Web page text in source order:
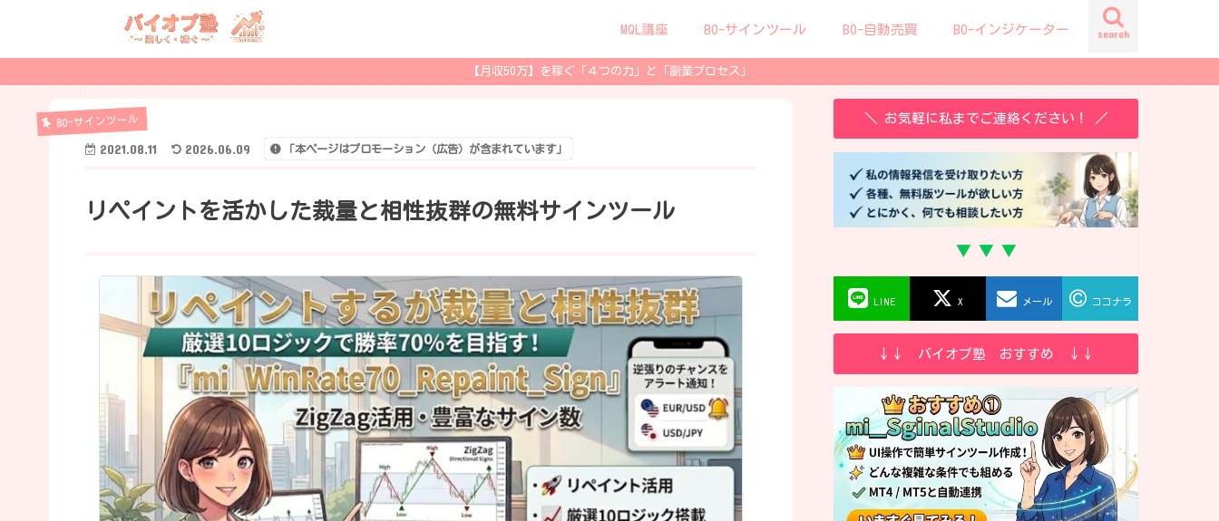
search
MQL講座 BO-サインツール BO-自動売買 BO-インジケーター
【月収50万】を稼ぐ「４つの力」と「副業プロセス」
BO-サインツール
2021.08.11 2026.06.09 「本ページはプロモーション（広告）が含まれています」
リペイントを活かした裁量と相性抜群の無料サインツール
＼ お気軽に私までご連絡ください！ ／
▼ ▼ ▼
LINE X メール ココナラ
↓↓ バイオプ塾 おすすめ ↓↓